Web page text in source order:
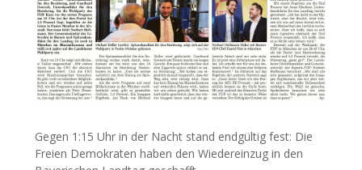
Gegen 1:15 Uhr in der Nacht stand endgültig fest: Die
Freien Demokraten haben den Wiedereinzug in den